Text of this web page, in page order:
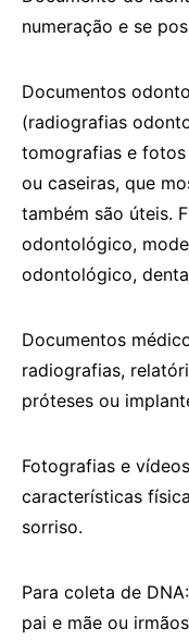
numeração e se
Documentos
(radiografias
tomografias e
ou caseiras, que
também são úteis.
odontológico,
odontológico,
Documentos
radiografias,
próteses ou
Fotografias e
características
sorriso.
Para coleta de
pai e mãe ou